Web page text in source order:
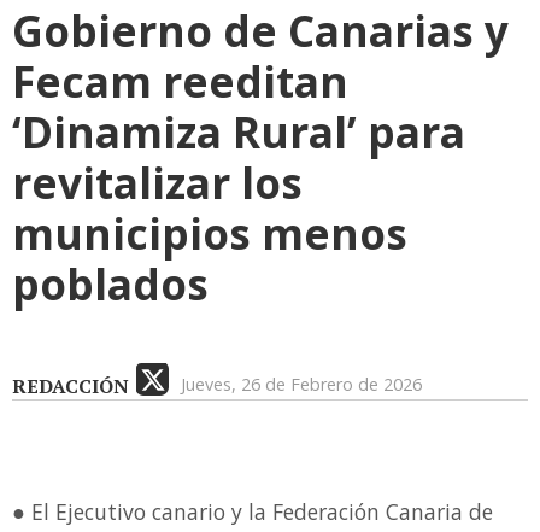
Gobierno de Canarias y
Fecam reeditan
‘Dinamiza Rural’ para
revitalizar los
municipios menos
poblados
REDACCIÓN Jueves, 26 de Febrero de 2026
● El Ejecutivo canario y la Federación Canaria de